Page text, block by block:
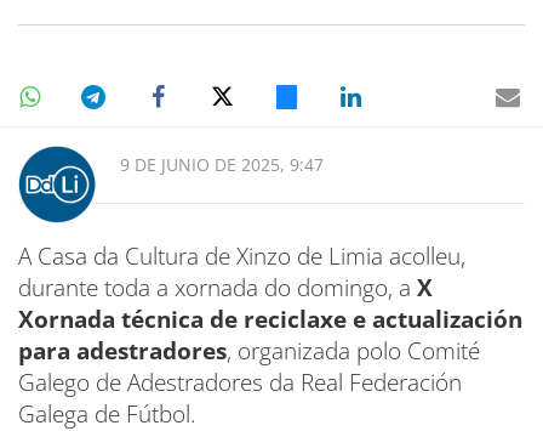
9 DE JUNIO DE 2025, 9:47
A Casa da Cultura de Xinzo de Limia acolleu,
durante toda a xornada do domingo, a X
Xornada técnica de reciclaxe e actualización
para adestradores, organizada polo Comité
Galego de Adestradores da Real Federación
Galega de Fútbol.